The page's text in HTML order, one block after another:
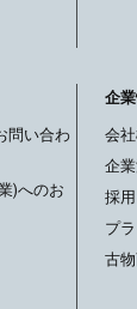
問い合わ
)へのお
企
会
企
採用
プ
古